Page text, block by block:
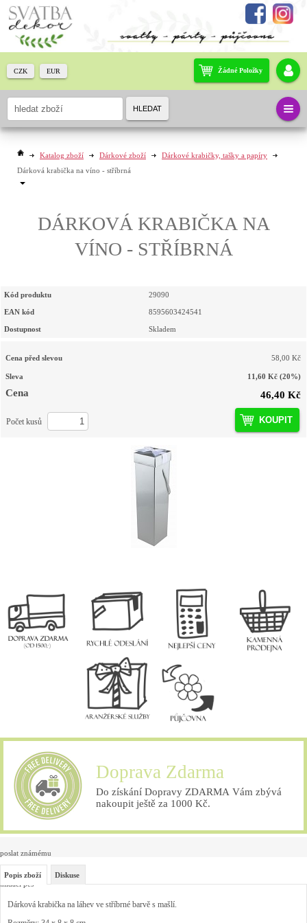
Katalog zboží Dárkové zboží
Dárkové krabičky, tašky a papíry
Dárková krabička na víno - stříbrná
DÁRKOVÁ KRABIČKA NA
VÍNO - STŘÍBRNÁ
Kód produktu 29090
EAN kód 8595603424541
Dostupnost Skladem
Cena před slevou 58,00 Kč
Sleva 11,60 Kč (20%)
Cena 46,40 Kč
KOUPIT
Počet kusů
Doprava Zdarma
Do získání Dopravy ZDARMA Vám zbývá
nakoupit ještě za 1000 Kč.
poslat známému
hlídací pes
Popis zboží Diskuse
Dárková krabička na láhev ve stříbrné barvě s mašlí.
Žádné Položky
CZK EUR
HLEDAT